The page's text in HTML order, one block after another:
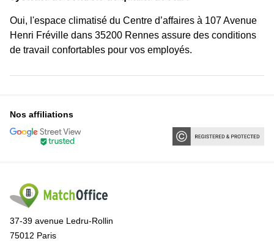
Oui, l'espace climatisé du Centre d’affaires à 107 Avenue
Henri Fréville dans 35200 Rennes assure des conditions
de travail confortables pour vos employés.
Nos affiliations
37-39 avenue Ledru-Rollin
75012 Paris